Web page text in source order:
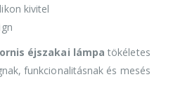
kivitel
éjszakai lámpa tökéletes
funkcionalitásnak és mesés